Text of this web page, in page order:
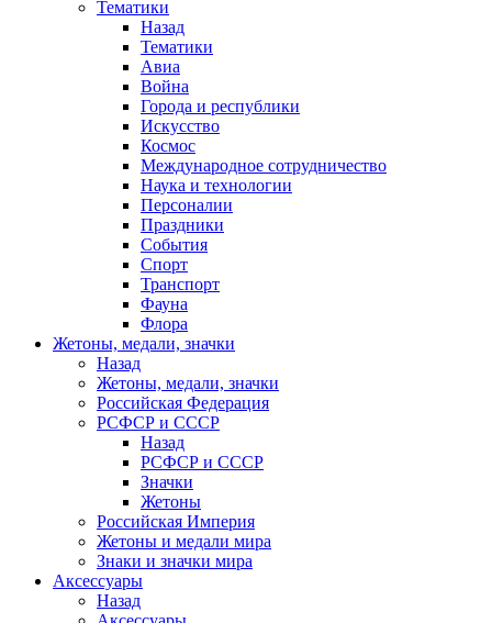
Тематики
Назад
Тематики
Авиа
Война
Города и республики
Искусство
Космос
Международное сотрудничество
Наука и технологии
Персоналии
Праздники
События
Спорт
Транспорт
Фауна
Флора
Жетоны, медали, значки
Назад
Жетоны, медали, значки
Российская Федерация
РСФСР и СССР
Назад
РСФСР и СССР
Значки
Жетоны
Российская Империя
Жетоны и медали мира
Знаки и значки мира
Аксессуары
Назад